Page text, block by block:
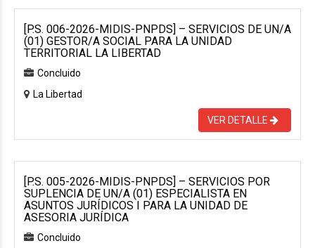
[P.S. 006-2026-MIDIS-PNPDS] – SERVICIOS DE UN/A
(01) GESTOR/A SOCIAL PARA LA UNIDAD
TERRITORIAL LA LIBERTAD
Concluido
La Libertad
VER DETALLE
[P.S. 005-2026-MIDIS-PNPDS] – SERVICIOS POR
SUPLENCIA DE UN/A (01) ESPECIALISTA EN
ASUNTOS JURÍDICOS I PARA LA UNIDAD DE
ASESORIA JURÍDICA
Concluido